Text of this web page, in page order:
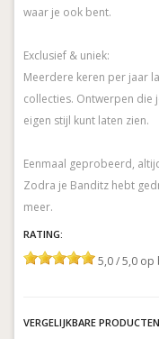
waar je ook bent.
Exclusief & uniek:
Meerdere keren per jaar
collecties. Ontwerpen die
eigen stijl kunt laten zien.
Eenmaal geprobeerd,
Zodra je Banditz hebt
RATING:
5,0 / 5,0 op
VERGELIJKBARE